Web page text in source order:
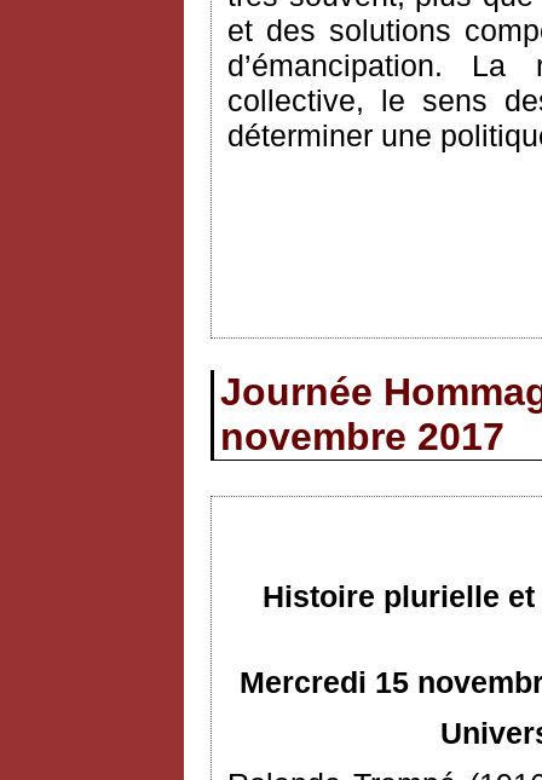
et des solutions
d’émancipation.
collective, le sens
déterminer une
Journée
novembre 2017
Histoire plurielle
Mercredi 15